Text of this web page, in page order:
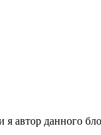
я автор данного